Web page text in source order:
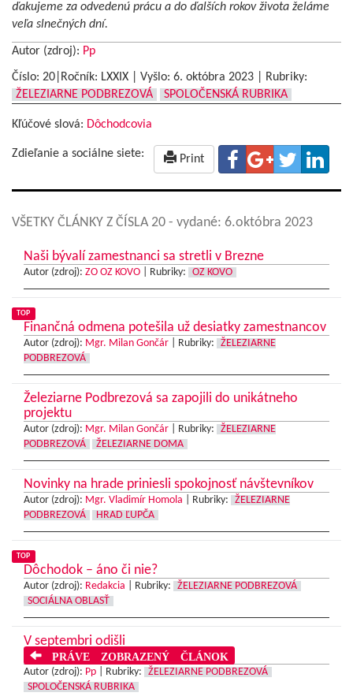
ďakujeme za odvedenú prácu a do ďalších rokov života želáme
veľa slnečných dní.
Autor (zdroj): Pp
Číslo: 20|Ročník: LXXIX | Vyšlo: 6. októbra 2023
Rubriky:
ŽELEZIARNE PODBREZOVÁ
SPOLOČENSKÁ RUBRIKA
Kľúčové slová: Dôchodcovia
Zdieľanie a sociálne siete: Print
VŠETKY ČLÁNKY Z ČÍSLA 20 - vydané: 6.októbra 2023
Naši bývalí zamestnanci sa stretli v Brezne
Autor (zdroj): ZO OZ KOVO Rubriky: OZ KOVO
TOP
Finančná odmena potešila už desiatky zamestnancov
Autor (zdroj): Mgr. Milan Gončár Rubriky:
ŽELEZIARNE
PODBREZOVÁ
Železiarne Podbrezová sa zapojili do unikátneho
projektu
Autor (zdroj): Mgr. Milan Gončár Rubriky:
ŽELEZIARNE
PODBREZOVÁ
ŽELEZIARNE DOMA
Novinky na hrade priniesli spokojnosť návštevníkov
Autor (zdroj): Mgr. Vladimír Homola Rubriky:
ŽELEZIARNE
PODBREZOVÁ
HRAD ĽUPČA
TOP
Dôchodok – áno či nie?
Autor (zdroj): Redakcia Rubriky:
ŽELEZIARNE PODBREZOVÁ
SOCIÁLNA OBLASŤ
V septembri odišli
PRÁVE ZOBRAZENÝ ČLÁNOK
Autor (zdroj): Pp Rubriky:
ŽELEZIARNE PODBREZOVÁ
SPOLOČENSKÁ RUBRIKA